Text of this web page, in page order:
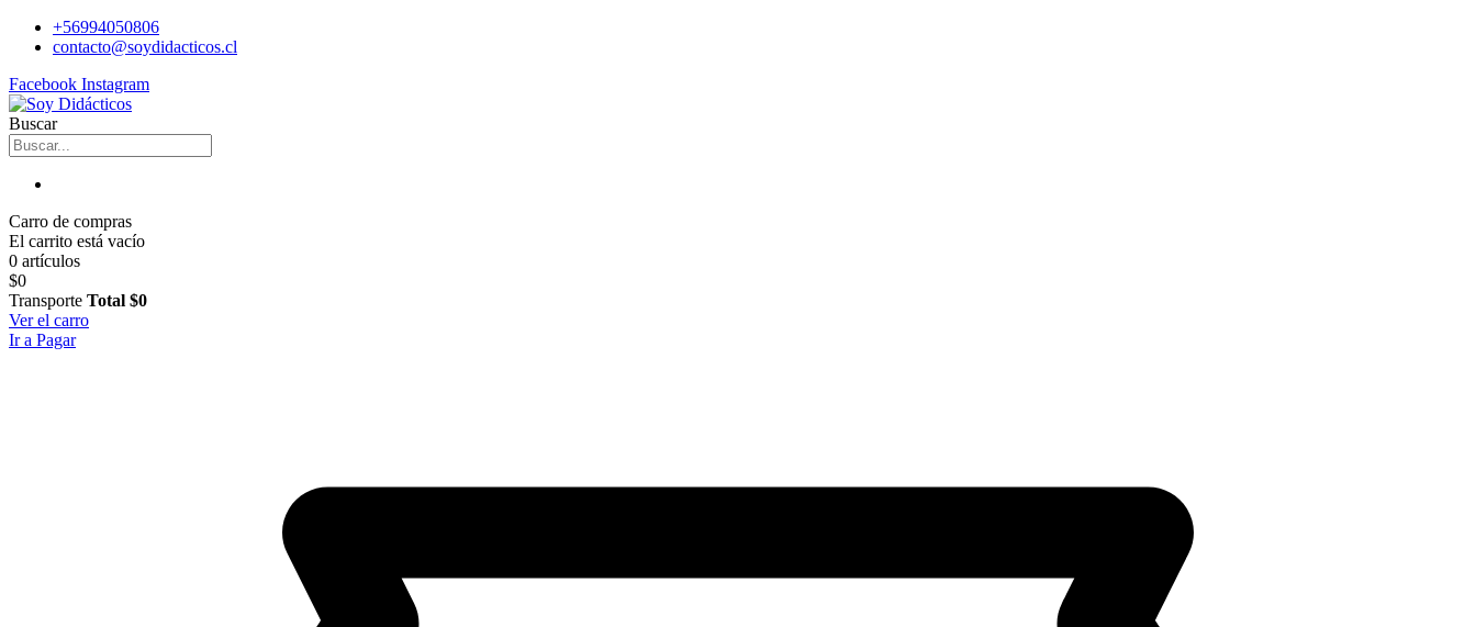
+56994050806
contacto@soydidacticos.cl
Facebook Instagram
Buscar
Carro de compras
El carrito está vacío
0 artículos
$0
Transporte Total $0
Ver el carro
Ir a Pagar